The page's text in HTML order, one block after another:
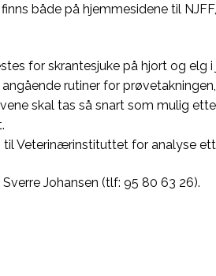
både på hjemmesidene til
for skrantesjuke på hjort og elg
rutiner for
skal tas så snart som mulig
Veterinærinstituttet for analyse
Johansen (tlf: 95 80 63 26).